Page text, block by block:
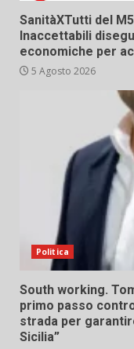
SanitàXTutti del
Inaccettabili
economiche per
5 Agosto 2026
Politica
South working.
primo passo
strada per
Sicilia”